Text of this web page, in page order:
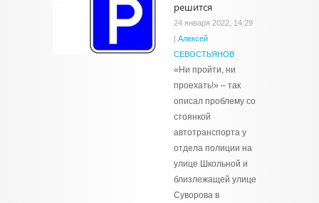
решится
24 января 2022, 14:29
| Алексей
СЕВОСТЬЯНОВ
«Ни пройти, ни
проехать!» – так
описал проблему со
стоянкой
автотранспорта у
отдела полиции на
улице Школьной и
близлежащей улице
Суворова в